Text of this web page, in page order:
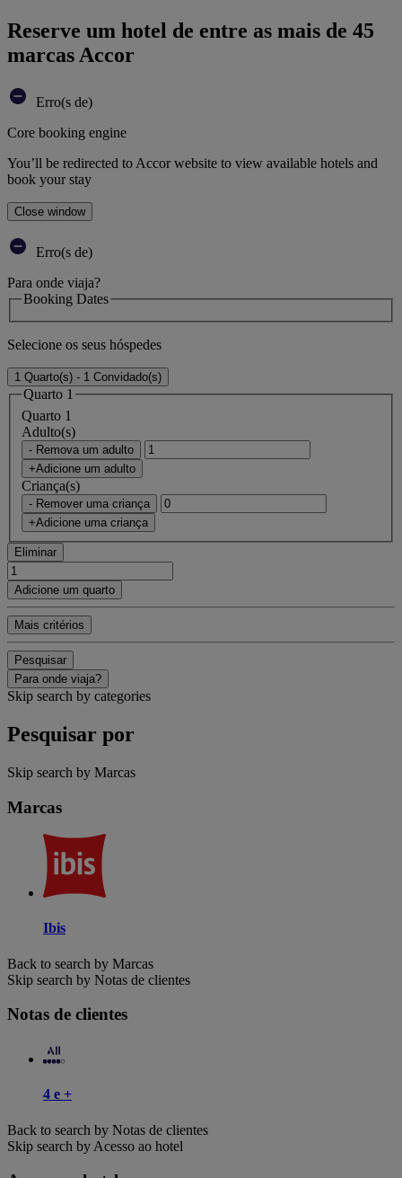
Reserve um hotel de entre as mais de 45
marcas Accor
Erro(s de)
Core booking engine
You’ll be redirected to Accor website to view available hotels and
book your stay
Close window
Erro(s de)
Para onde viaja?
Booking Dates
Selecione os seus hóspedes
1 Quarto(s) - 1 Convidado(s)
Quarto 1
Quarto 1
Adulto(s)
- Remova um adulto
+Adicione um adulto
Criança(s)
- Remover uma criança
+Adicione uma criança
Eliminar
Adicione um quarto
Mais critérios
Pesquisar
Para onde viaja?
Skip search by categories
Pesquisar por
Skip search by Marcas
Marcas
Ibis
Back to search by Marcas
Skip search by Notas de clientes
Notas de clientes
4 e +
Back to search by Notas de clientes
Skip search by Acesso ao hotel